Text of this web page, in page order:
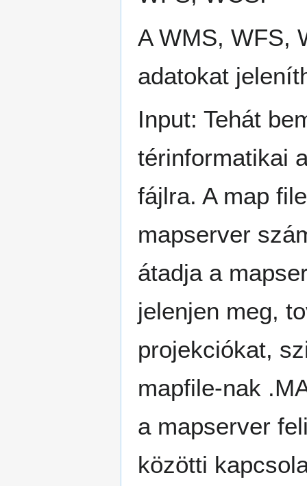
A WMS, WFS,
adatokat
Input: Tehát
térinformatikai
fájlra. A map
mapserver
átadja a
jelenjen meg,
projekciókat,
mapfile-nak
a mapserver
közötti